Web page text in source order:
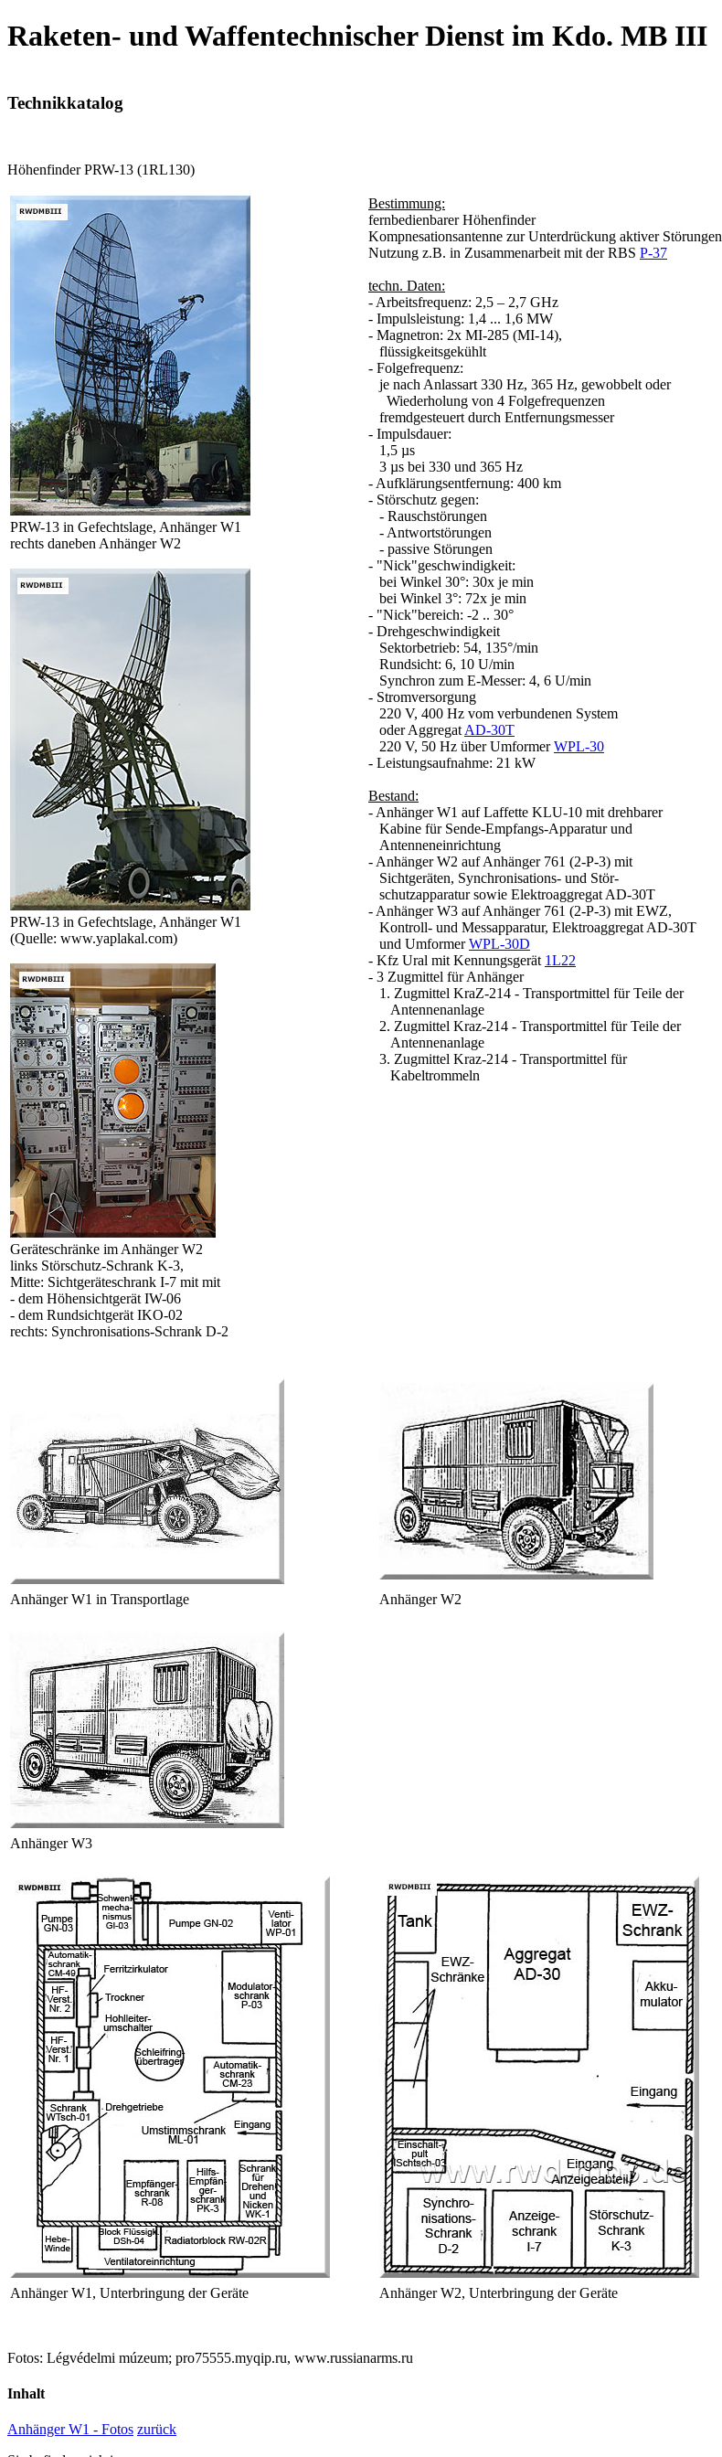
Raketen- und Waffentechnischer Dienst im Kdo. MB III
Technikkatalog
Höhenfinder PRW-13 (1RL130)
PRW-13 in Gefechtslage, Anhänger W1
rechts daneben Anhänger W2
PRW-13 in Gefechtslage, Anhänger W1
(Quelle: www.yaplakal.com)
Geräteschränke im Anhänger W2
links Störschutz-Schrank K-3,
Mitte: Sichtgeräteschrank I-7 mit mit
- dem Höhensichtgerät IW-06
- dem Rundsichtgerät IKO-02
rechts: Synchronisations-Schrank D-2
Bestimmung:
fernbedienbarer Höhenfinder
Kompnesationsantenne zur Unterdrückung aktiver Störungen
Nutzung z.B. in Zusammenarbeit mit der RBS P-37
techn. Daten:
- Arbeitsfrequenz: 2,5 – 2,7 GHz
- Impulsleistung: 1,4 ... 1,6 MW
- Magnetron: 2x MI-285 (MI-14),
flüssigkeitsgekühlt
- Folgefrequenz:
je nach Anlassart 330 Hz, 365 Hz, gewobbelt oder
Wiederholung von 4 Folgefrequenzen
fremdgesteuert durch Entfernungsmesser
- Impulsdauer:
1,5 µs
3 µs bei 330 und 365 Hz
- Aufklärungsentfernung: 400 km
- Störschutz gegen:
- Rauschstörungen
- Antwortstörungen
- passive Störungen
- "Nick"geschwindigkeit:
bei Winkel 30°: 30x je min
bei Winkel 3°: 72x je min
- "Nick"bereich: -2 .. 30°
- Drehgeschwindigkeit
Sektorbetrieb: 54, 135°/min
Rundsicht: 6, 10 U/min
Synchron zum E-Messer: 4, 6 U/min
- Stromversorgung
220 V, 400 Hz vom verbundenen System
oder Aggregat AD-30T
220 V, 50 Hz über UmformerWPL-30
- Leistungsaufnahme: 21 kW
Bestand:
- Anhänger W1 auf Laffette KLU-10 mit drehbarer
Kabine für Sende-Empfangs-Apparatur und
Antenneneinrichtung
- Anhänger W2 auf Anhänger 761 (2-P-3) mit
Sichtgeräten, Synchronisations- und Stör-
schutzapparatur sowie Elektroaggregat AD-30T
- Anhänger W3 auf Anhänger 761 (2-P-3) mit EWZ,
Kontroll- und Messapparatur, Elektroaggregat AD-30T
und UmformerWPL-30D
- Kfz Ural mit Kennungsgerät 1L22
- 3 Zugmittel für Anhänger
1. Zugmittel KraZ-214 - Transportmittel für Teile der
Antennenanlage
2. Zugmittel Kraz-214 - Transportmittel für Teile der
Antennenanlage
3. Zugmittel Kraz-214 - Transportmittel für
Kabeltrommeln
Anhänger W1 in Transportlage Anhänger W2
Anhänger W3
Anhänger W1, Unterbringung der Geräte Anhänger W2, Unterbringung der Geräte
Fotos: Légvédelmi múzeum; pro75555.myqip.ru, www.russianarms.ru
Inhalt
Anhänger W1 - Fotos zurück